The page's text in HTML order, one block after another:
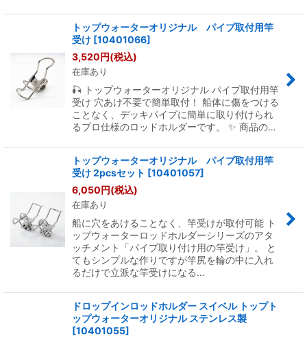
トップウォーターオリジナル パイプ取付用竿
受け [10401066]
3,520円(税込)
在庫あり
🎣 トップウォーターオリジナル パイプ取付用竿
受け 穴あけ不要で簡単取付！ 船体に傷をつける
ことなく、デッキパイプに簡単に取り付けられ
るプロ仕様のロッドホルダーです。 ✨ 商品の…
トップウォーターオリジナル パイプ取付用竿
受け 2pcsセット [10401057]
6,050円(税込)
在庫あり
船に穴をあけることなく、竿受けが取付可能 ト
ップウォーターロッドホルダーシリーズのアタ
ッチメント「パイプ取り付け用の竿受け」。 と
てもシンプルな作りですが竿尻を輪の中に入れ
るだけで立派な竿受けになる…
ドロップインロッドホルダー スイベル トップト
ップウォーターオリジナル ステンレス製
[10401055]